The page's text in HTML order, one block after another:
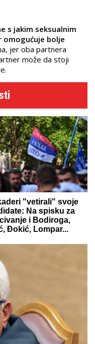
s jakim seksualnim
omogućuje bolje
jer oba partnera
može da stoji
"vetirali" svoje
Na spisku za
i Bodiroga,
Đokić, Lompar...